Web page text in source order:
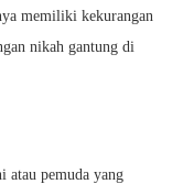
memiliki kekurangan
nikah gantung di
atau pemuda yang